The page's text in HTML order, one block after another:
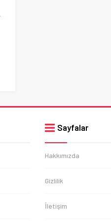
Sayfalar
Hakkımızda
Gizlilik
İletişim